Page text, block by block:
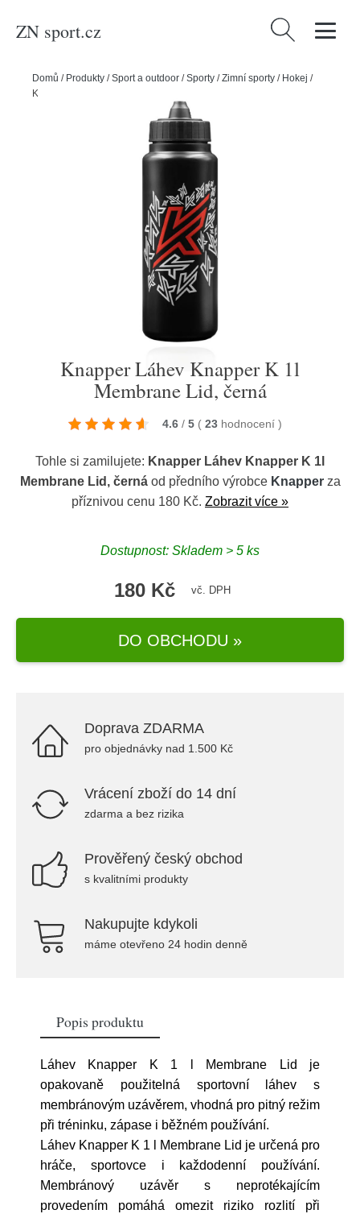
ZN sport.cz Vyhledávání
Domů / Produkty /Sport a outdoor /Sporty /Zimní sporty / Hokej /
Knapper Láhev Knapper K 1l Membrane Lid, černá
Knapper Láhev Knapper K 1l
Membrane Lid, černá
4.6 / 5 ( 23 hodnocení )
Tohle si zamilujete: Knapper Láhev Knapper K 1l
Membrane Lid, černáod předního výrobce Knapperza
příznivou cenu 180 Kč. Zobrazit více »
Dostupnost: Skladem > 5 ks
180 Kč vč. DPH
DO OBCHODU »
Doprava ZDARMA
pro objednávky nad 1.500 Kč
Vrácení zboží do 14 dní
zdarma a bez rizika
Prověřený český obchod
s kvalitními produkty
Nakupujte kdykoli
máme otevřeno 24 hodin denně
Popis produktu
Láhev Knapper K 1 l Membrane Lid je
opakovaně použitelná sportovní láhev s
membránovým uzávěrem, vhodná pro pitný režim
při tréninku, zápase i běžném používání.
Láhev Knapper K 1 l Membrane Lid je určená pro
hráče, sportovce i každodenní používání.
Membránový uzávěr s neprotékajícím
provedením pomáhá omezit riziko rozlití při